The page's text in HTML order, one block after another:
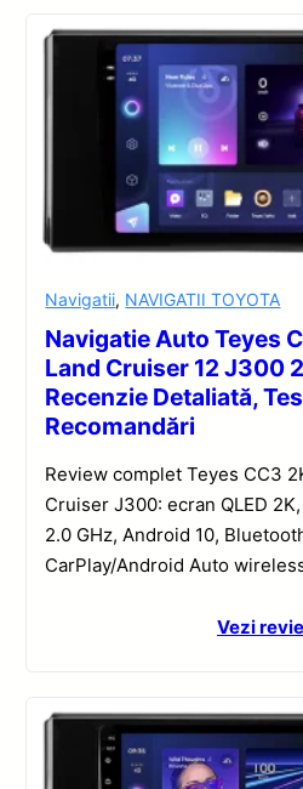
Navigatii, NAVIGATII TOYOTA
Navigatie Auto Teyes
Land Cruiser 12 J300
Recenzie Detaliată,
Recomandări
Review complet Teyes CC3
Cruiser J300: ecran QLED
2.0 GHz, Android 10,
CarPlay/Android Auto
Vezi